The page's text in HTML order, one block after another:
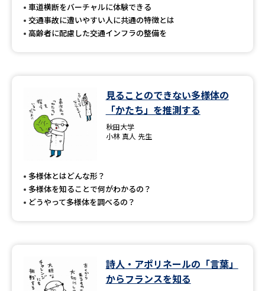
車道横断をバーチャルに体験できる
交通事故に遭いやすい人に共通の特徴とは
高齢者に配慮した交通インフラの整備を
見ることのできない多様体の
「かたち」を推測する
秋田大学
小林 真人 先生
多様体とはどんな形？
多様体を知ることで何がわかるの？
どうやって多様体を調べるの？
詩人・アポリネールの「言葉」
からフランスを知る